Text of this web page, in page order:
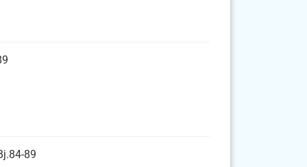
89